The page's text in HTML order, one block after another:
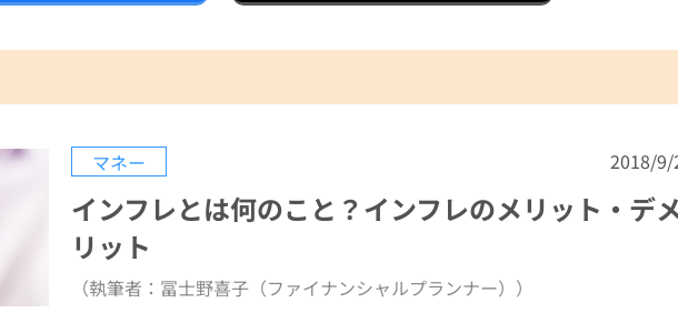
マネー 2018/9/
インフレとは何のこと？インフレのメリット・デ
リット
（執筆者：冨士野喜子（ファイナンシャルプランナー））